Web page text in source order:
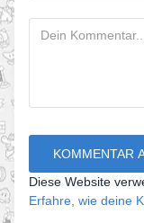
Diese Website
Erfahre, wie deine